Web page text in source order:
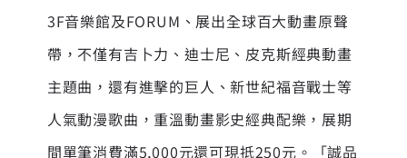
3F音樂館及FORUM、展出全球百大動畫原聲
帶，不僅有吉卜力、迪士尼、皮克斯經典動畫
主題曲，還有進擊的巨人、新世紀福音戰士等
人氣動漫歌曲，重溫動畫影史經典配樂，展期
間單筆消費滿5,000元還可現抵250元。「誠品